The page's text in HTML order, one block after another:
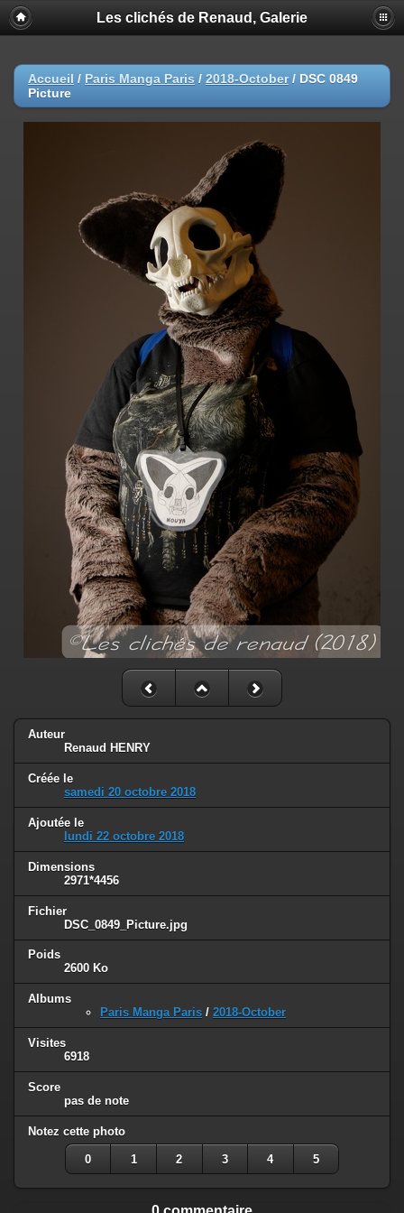
Les clichés de Renaud, Galerie
Accueil / Paris Manga Paris / 2018-October/ DSC 0849
Picture
Auteur
Renaud HENRY
Créée le
samedi 20 octobre 2018
Ajoutée le
lundi 22 octobre 2018
Dimensions
2971*4456
Fichier
DSC_0849_Picture.jpg
Poids
2600 Ko
Albums
Paris Manga Paris / 2018-October
Visites
6918
Score
pas de note
Notez cette photo
0 1 2 3 4 5